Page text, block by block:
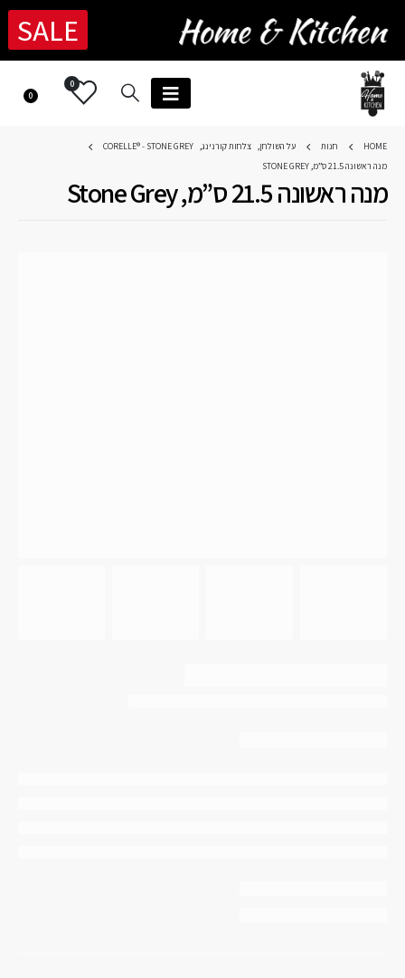
SALE
0
0
HOME חנות על השולחן, צלחות קורנינג,
CORELLE® - STONE GREY
מנה ראשונה 21.5 ס”מ, STONE GREY
מנה ראשונה 21.5 ס”מ, Stone Grey